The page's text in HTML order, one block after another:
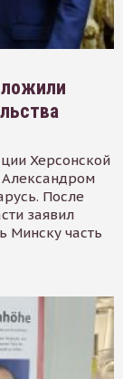
Херсонской
Александром
После
заявил
Минску часть